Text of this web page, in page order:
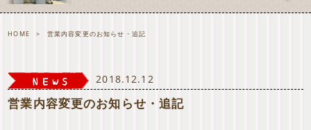
HOME > 営業内容変更のお知らせ・追記
2018.12.12
営業内容変更のお知らせ・追記